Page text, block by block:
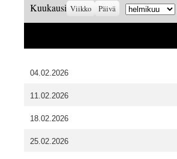
Kuukausi Viikko Päivä Kuukausi
04.02.2026
11.02.2026
18.02.2026
25.02.2026